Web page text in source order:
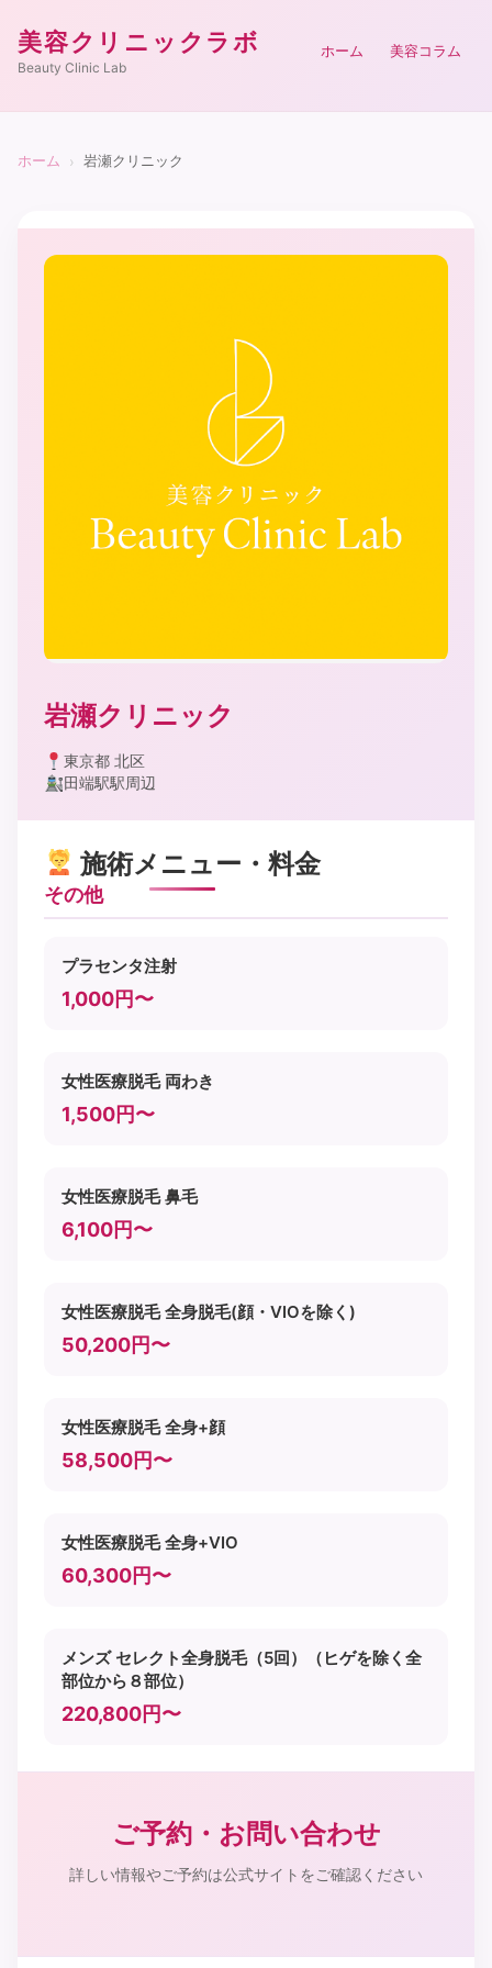
美容クリニックラボ
Beauty Clinic Lab
ホーム 美容コラム
ホーム › 岩瀬クリニック
岩瀬クリニック
東京都 北区
田端駅駅周辺
施術メニュー・料金
その他
プラセンタ注射
1,000円〜
女性医療脱毛 両わき
1,500円〜
女性医療脱毛 鼻毛
6,100円〜
女性医療脱毛 全身脱毛(顔・VIOを除く)
50,200円〜
女性医療脱毛 全身+顔
58,500円〜
女性医療脱毛 全身+VIO
60,300円〜
メンズ セレクト全身脱毛（5回）（ヒゲを除く全
部位から８部位）
220,800円〜
ご予約・お問い合わせ
詳しい情報やご予約は公式サイトをご確認ください